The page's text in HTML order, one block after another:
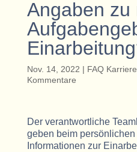
Angaben zu
Nov. 14, 2022 | FAQ
Kommentare
Der verantwortliche
geben beim
Informationen zur